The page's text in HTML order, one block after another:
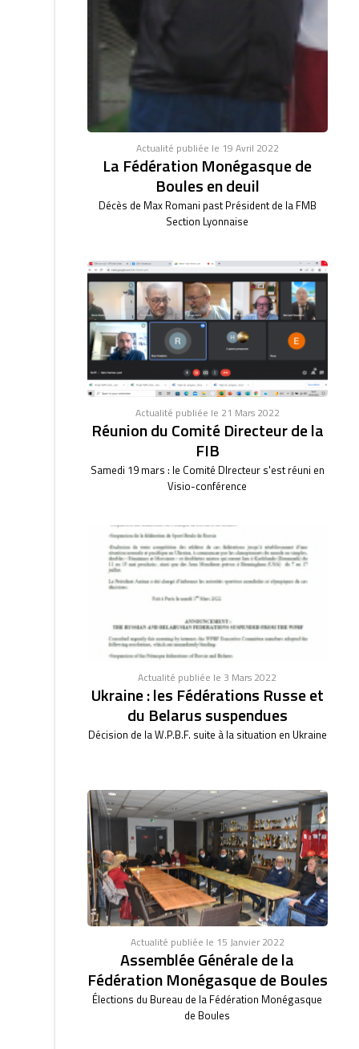
Actualité publiée le 19 Avril 2022
La Fédération Monégasque de
Boules en deuil
Décès de Max Romani past Président de la FMB
Section Lyonnaise
Actualité publiée le 21 Mars 2022
Réunion du Comité Directeur de la
FIB
Samedi 19 mars : le Comité DIrecteur s'est réuni en
Visio-conférence
Actualité publiée le 3 Mars 2022
Ukraine : les Fédérations Russe et
du Belarus suspendues
Décision de la W.P.B.F. suite à la situation en Ukraine
Actualité publiée le 15 Janvier 2022
Assemblée Générale de la
Fédération Monégasque de Boules
Élections du Bureau de la Fédération Monégasque
de Boules